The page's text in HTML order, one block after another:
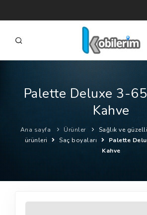
FIRMALAR
ÜRÜNLER
NASIL ÇALIŞIR?
YARDIM
Palette Deluxe 3-
Kahve
Ana sayfa Ürünler Sağlık ve
ürünleri
Saç boyaları
Palette
Kahve